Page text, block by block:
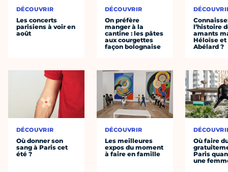
DÉCOUVRIR
Les concerts
parisiens à voir en
août
DÉCOUVRIR
Où donner son
sang à Paris cet
été ?
DÉCOUVRIR
On préfère
manger à la
cantine : les pâtes
aux courgettes
façon bolognaise
DÉCOUVRIR
Les meilleures
expos du moment
à faire en famille
l’histoire
amants
Héloïse et
Abélard ?
Où faire
Paris
une